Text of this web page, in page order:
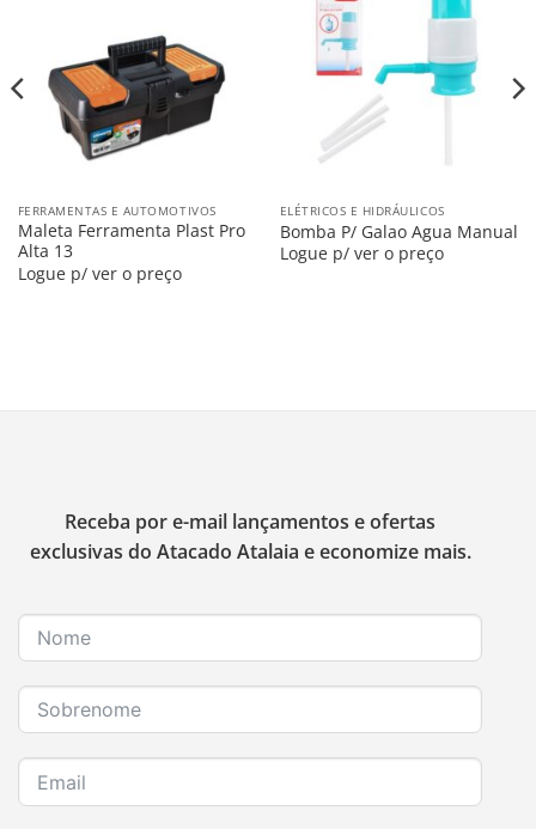
FERRAMENTAS E AUTOMOTIVOS
Maleta Ferramenta Plast Pro
Alta 13
Logue p/ ver o preço
Salvar
ELÉTRICOS E HIDRÁULICOS
Bomba P/ Galao Agua Manual
Logue p/ ver o preço
Receba por e-mail lançamentos e ofertas
exclusivas do Atacado Atalaia e economize mais.